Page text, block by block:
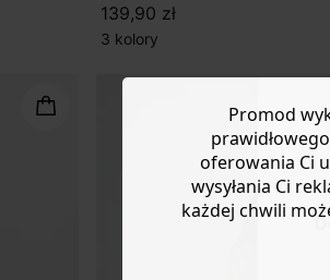
139,90 zł
3 kolory
Promod
oferowania Ci
wysyłania Ci
każdej chwili